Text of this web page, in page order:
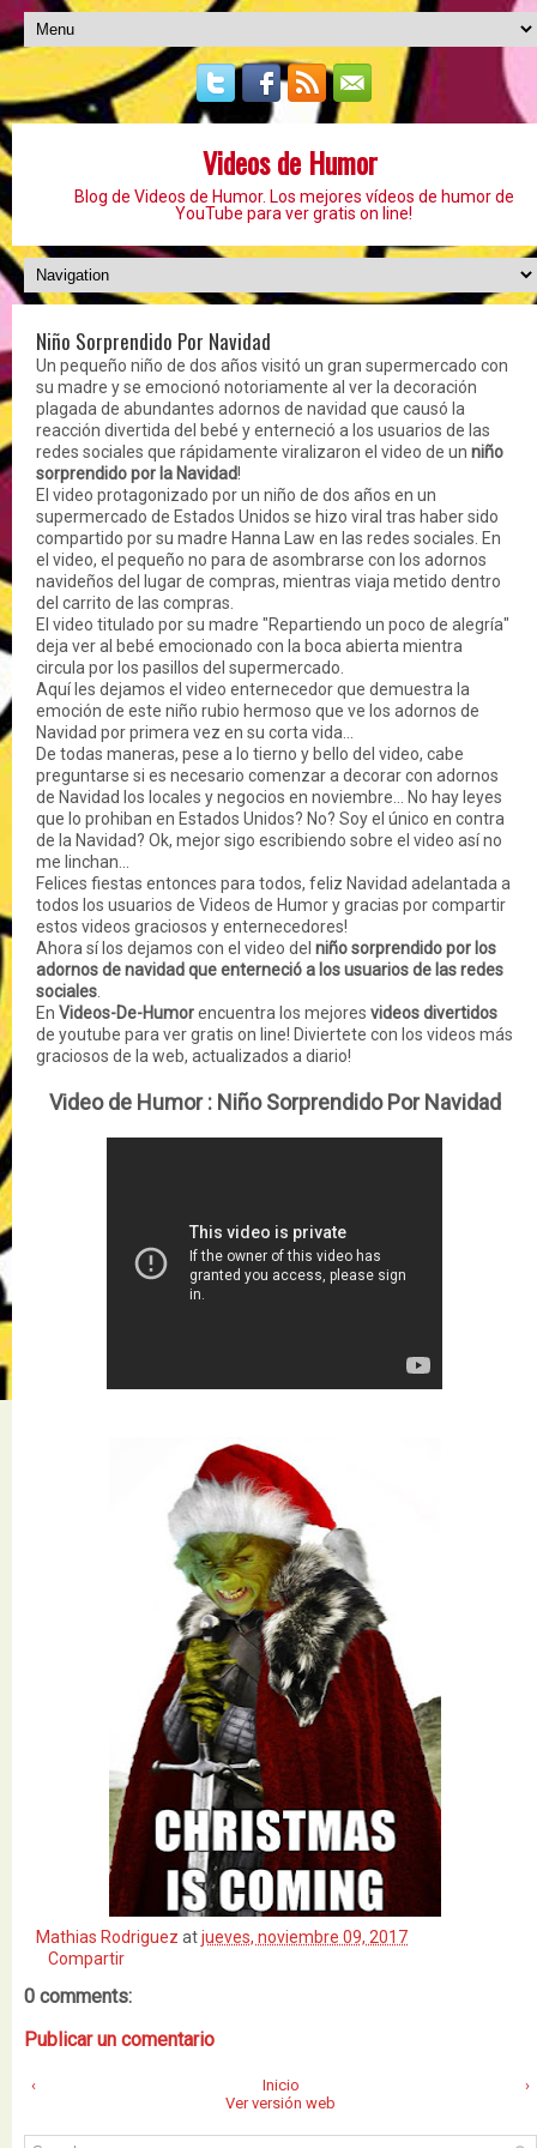
Videos de Humor
Blog de Videos de Humor. Los mejores vídeos de humor de
YouTube para ver gratis on line!
Niño Sorprendido Por Navidad
Un pequeño niño de dos años visitó un gran supermercado con
su madre y se emocionó notoriamente al ver la decoración
plagada de abundantes adornos de navidad que causó la
reacción divertida del bebé y enterneció a los usuarios de las
redes sociales que rápidamente viralizaron el video de un niño
sorprendido por la Navidad!
El video protagonizado por un niño de dos años en un
supermercado de Estados Unidos se hizo viral tras haber sido
compartido por su madre Hanna Law en las redes sociales. En
el video, el pequeño no para de asombrarse con los adornos
navideños del lugar de compras, mientras viaja metido dentro
del carrito de las compras.
El video titulado por su madre "Repartiendo un poco de alegría"
deja ver al bebé emocionado con la boca abierta mientra
circula por los pasillos del supermercado.
Aquí les dejamos el video enternecedor que demuestra la
emoción de este niño rubio hermoso que ve los adornos de
Navidad por primera vez en su corta vida...
De todas maneras, pese a lo tierno y bello del video, cabe
preguntarse si es necesario comenzar a decorar con adornos
de Navidad los locales y negocios en noviembre... No hay leyes
que lo prohiban en Estados Unidos? No? Soy el único en contra
de la Navidad? Ok, mejor sigo escribiendo sobre el video así no
me linchan...
Felices fiestas entonces para todos, feliz Navidad adelantada a
todos los usuarios de Videos de Humor y gracias por compartir
estos videos graciosos y enternecedores!
Ahora sí los dejamos con el video del niño sorprendido por los
adornos de navidad que enterneció a los usuarios de las redes
sociales
En Videos-De-Humorencuentra los mejores videos divertidos
de youtube para ver gratis on line! Diviertete con los videos más
graciosos de la web, actualizados a diario!
Video de Humor : Niño Sorprendido Por Navidad
Mathias Rodriguez atjueves, noviembre 09, 2017
Compartir
0 comments:
Publicar un comentario
‹ ›
Inicio
Ver versión web